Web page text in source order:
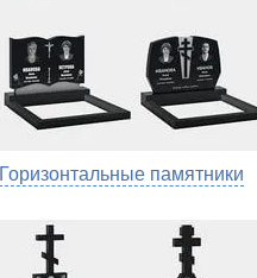
Горизонтальные памятники